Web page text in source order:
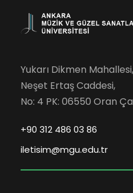
Yukarı Dikmen
Neşet Ertaş Caddesi,
No: 4 PK: 06550 Oran
+90 312 486 03 86
iletisim@mgu.edu.tr